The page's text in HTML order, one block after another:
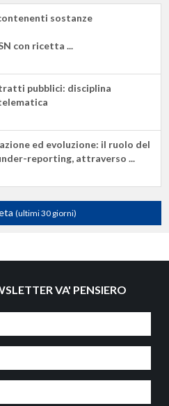
sostanze
con ricetta ...
pubblici: disciplina
ed evoluzione: il ruolo del
reporting, attraverso ...
(ultimi 30 giorni)
VA' PENSIERO